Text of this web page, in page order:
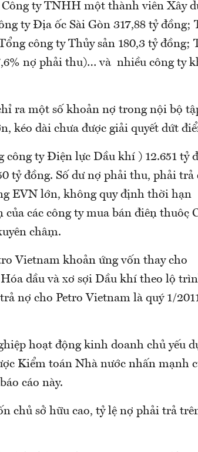
ty TNHH một thành viên Xây
ty Địa ốc Sài Gòn 317,88 tỷ đồng;
công ty Thủy sản 180,3 tỷ đồng;
nợ phải thu)… và nhiều công ty
ra một số khoản nợ trong nội bộ
kéo dài chưa được giải quyết dứt
ty Điện lực Dầu khí ) 12.651 tỷ
tỷ đồng. Số dư nợ phải thu, phải trả
EVN lớn, không quy định thời hạn
các công ty mua bán điện thuộc
chậm.
Vietnam khoản ứng vốn thay cho
dầu và xơ sợi Dầu khí theo lộ
nợ cho Petro Vietnam là quý 1/
hoạt động kinh doanh chủ yếu
Kiểm toán Nhà nước nhấn mạnh
cáo này.
chủ sở hữu cao, tỷ lệ nợ phải trả